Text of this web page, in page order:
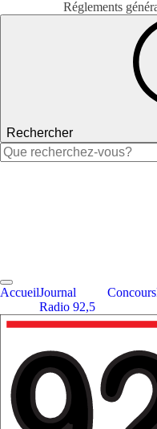
Réglements
Rechercher
Rechercher :
AccueilJournal
Radio 92,5
Concours